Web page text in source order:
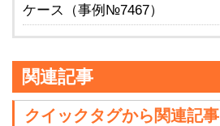
ケース（事例№7467）
関連記事
クイックタグから関連記